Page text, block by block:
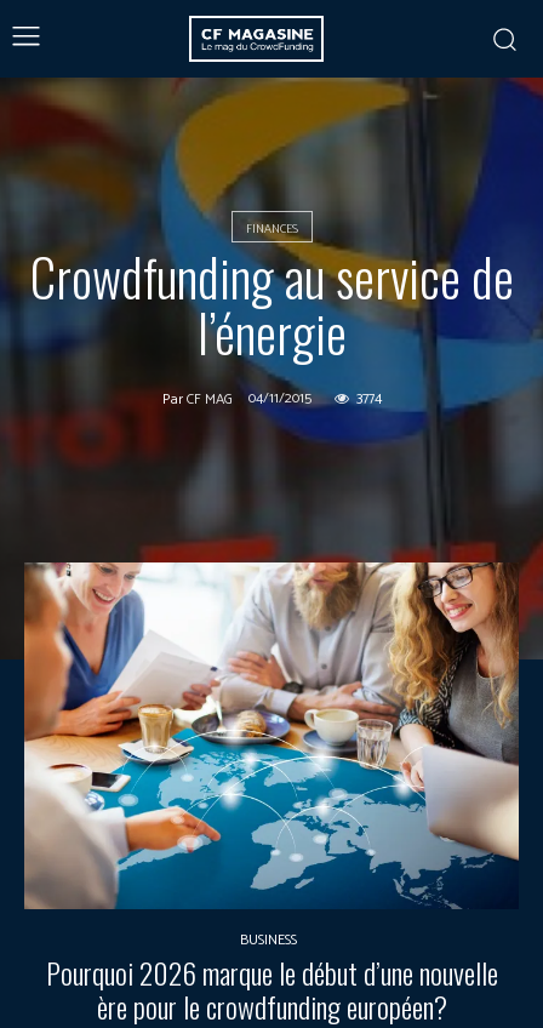
FINANCES
Crowdfunding au service de
l’énergie
ParCF MAG 04/11/2015 3774
BUSINESS
Pourquoi 2026 marque le début d’une nouvelle
ère pour le crowdfunding européen?